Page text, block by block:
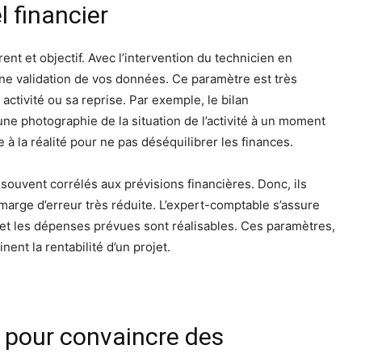
financier
et objectif. Avec l’intervention du technicien en
validation de vos données. Ce paramètre est très
ou sa reprise. Par exemple, le bilan
photographie de la situation de l’activité à un moment
la réalité pour ne pas déséquilibrer les finances.
corrélés aux prévisions financières. Donc, ils
d’erreur très réduite. L’expert-comptable s’assure
les dépenses prévues sont réalisables. Ces paramètres,
la rentabilité d’un projet.
convaincre des